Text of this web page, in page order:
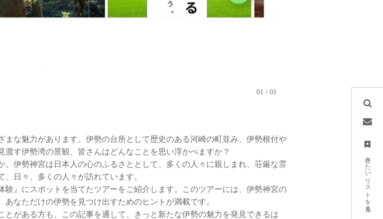
行きたいリストを見る
01 01
な魅力があります。伊勢の台所として歴史のある河崎の町並み、伊勢根付や
す伊勢湾の景観、皆さんはどんなことを思い浮かべますか？
伊勢神宮は日本人の心のふるさととして、多くの人々に親しまれ、荘厳な雰
日々、多くの人々が訪れています。
』にスポットを当てたツアーをご紹介します。このツアーには、伊勢神宮の
なただけの伊勢を見つけ出すためのヒントが満載です。
がある方も、この記事を通して、きっと新たな伊勢の魅力を発見できるは